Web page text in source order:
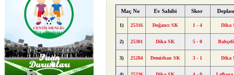
Maç No Ev Sahibi Skor
1) 25316 Doğancı SK 1 - 4 Dika
2) 25301 Dika SK 5 - 0
3) 25284 Demirhan SK 3 - 1 Dika